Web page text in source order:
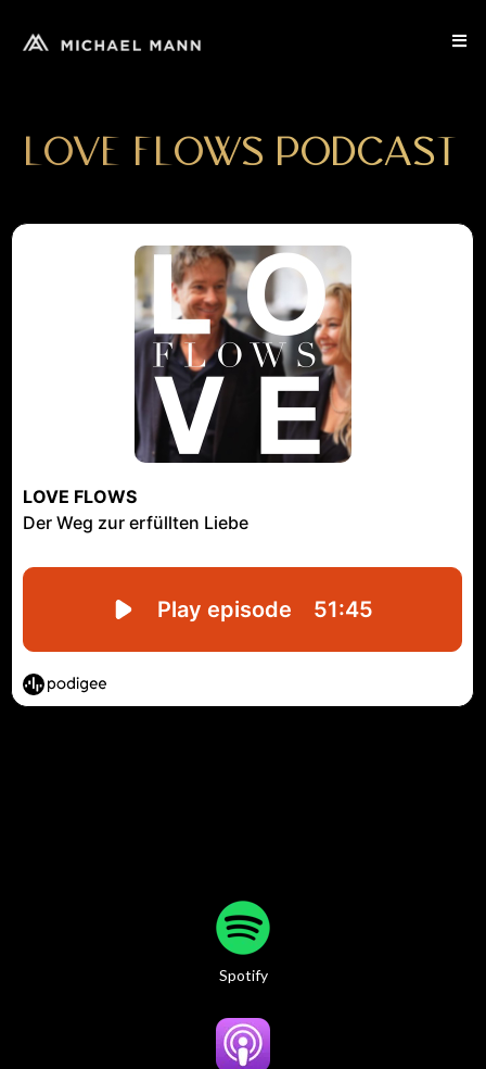
LOVE FLOWS PODCAST
Spotify